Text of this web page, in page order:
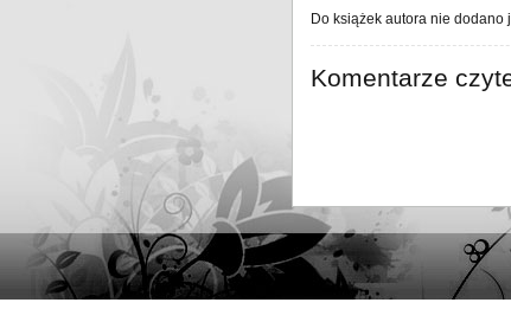
Do książek autora nie
Komentarze